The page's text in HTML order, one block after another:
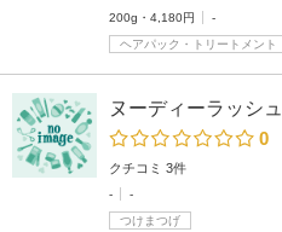
200g・4,180円
-
ヘアパック・トリートメント
ヌーディーラッシュ
0
クチコミ 3件
-
-
つけまつげ